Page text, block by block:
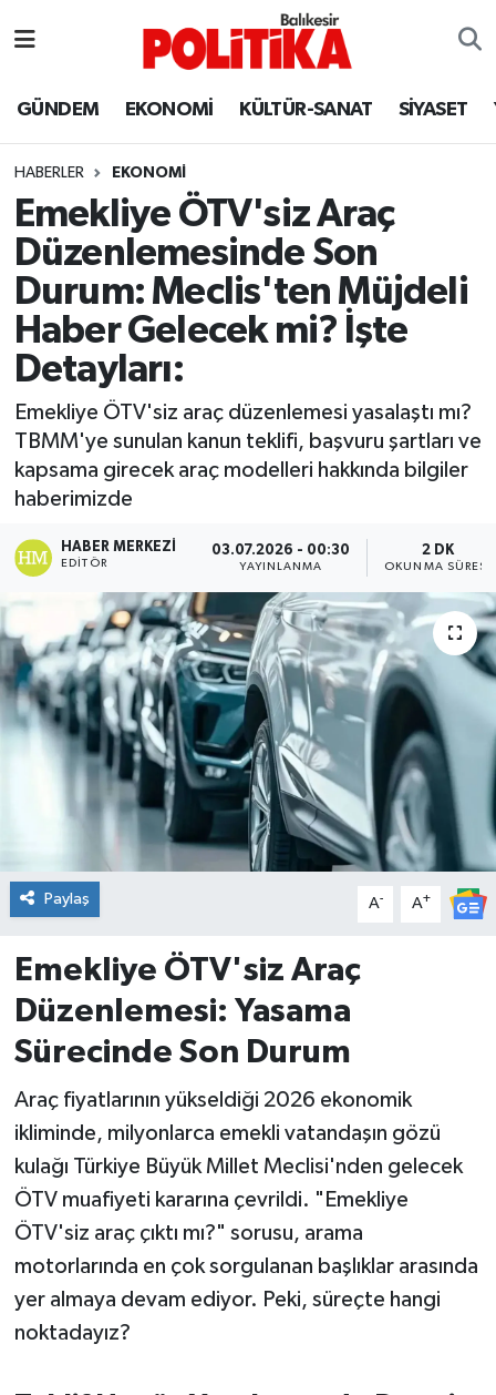
GÜNDEM EKONOMİ KÜLTÜR-SANAT SİYASET
HABERLER EKONOMİ
Emekliye ÖTV'siz Araç
Düzenlemesinde Son
Durum: Meclis'ten Müjdeli
Haber Gelecek mi? İşte
Detayları:
Emekliye ÖTV'siz araç düzenlemesi yasalaştı mı?
TBMM'ye sunulan kanun teklifi, başvuru şartları ve
kapsama girecek araç modelleri hakkında bilgiler
haberimizde
HABER MERKEZI
EDITÖR
03.07.2026 - 00:30
YAYINLANMA
2 DK
OKUNMA SÜRESI
Paylaş A- A+
Emekliye ÖTV'siz Araç
Düzenlemesi: Yasama
Sürecinde Son Durum
Araç fiyatlarının yükseldiği 2026 ekonomik
ikliminde, milyonlarca emekli vatandaşın gözü
kulağı Türkiye Büyük Millet Meclisi'nden gelecek
ÖTV muafiyeti kararına çevrildi. "Emekliye
ÖTV'siz araç çıktı mı?" sorusu, arama
motorlarında en çok sorgulanan başlıklar arasında
yer almaya devam ediyor. Peki, süreçte hangi
noktadayız?
Ayvalık
Balya
Bandırma
Bigadiç
BİYOGRAFİLER
Burhaniye
ÇEVRE
DÜNYA
Dursunbey
Edremit
EĞİTİM
EKONOMİ
Erdek
Gömeç
Havran
İvrindi
KENT GÜNDEMİ
Kepsut
KÜLTÜR-SANAT
MAGAZİN
MANŞET
Balıkesir Hava Durumu
Balıkesir Namaz Vakitleri
Balıkesir Trafik Yoğunluk Haritası
Süper Lig Puan Durumu ve Fikstür
Tüm Manşetler
Son Dakika Haberleri
Haber Arşivi